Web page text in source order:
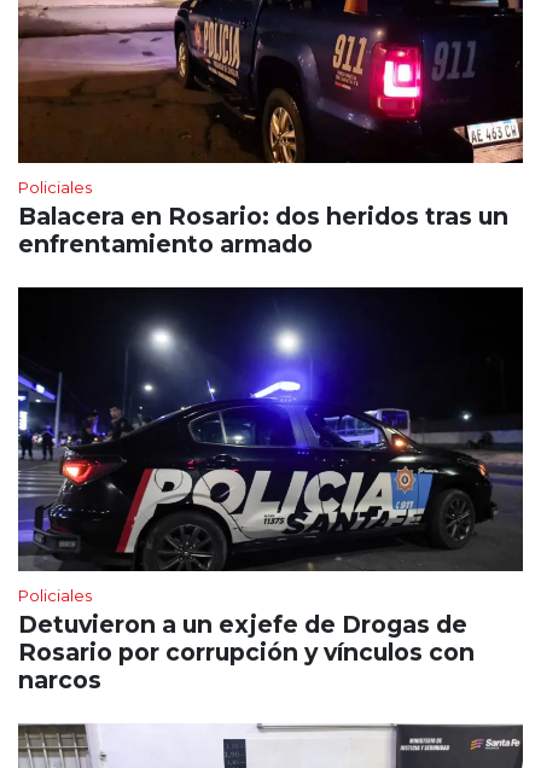
Policiales
Balacera en Rosario: dos heridos tras un
enfrentamiento armado
Policiales
Detuvieron a un exjefe de Drogas de
Rosario por corrupción y vínculos con
narcos